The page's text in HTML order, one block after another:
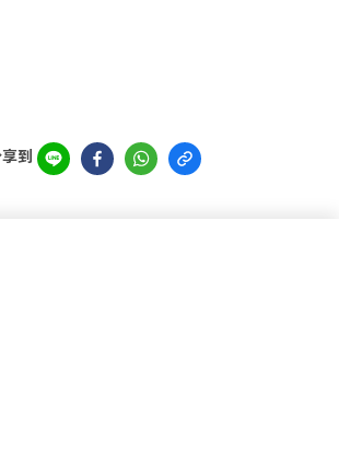
到